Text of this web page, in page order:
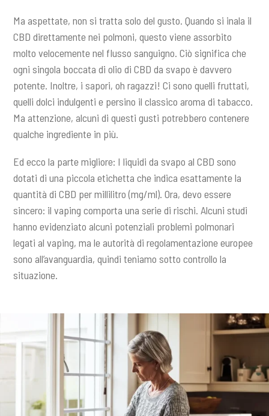
Ma aspettate, non si tratta solo del gusto. Quando si inala il
CBD direttamente nei polmoni, questo viene assorbito
molto velocemente nel flusso sanguigno. Ciò significa che
ogni singola boccata di olio di CBD da svapo è davvero
potente. Inoltre, i sapori, oh ragazzi! Ci sono quelli fruttati,
quelli dolci indulgenti e persino il classico aroma di tabacco.
Ma attenzione, alcuni di questi gusti potrebbero contenere
qualche ingrediente in più.
Ed ecco la parte migliore: I liquidi da svapo al CBD sono
dotati di una piccola etichetta che indica esattamente la
quantità di CBD per millilitro (mg/ml). Ora, devo essere
sincero: il vaping comporta una serie di rischi. Alcuni studi
hanno evidenziato alcuni potenziali problemi polmonari
legati al vaping, ma le autorità di regolamentazione europee
sono all’avanguardia, quindi teniamo sotto controllo la
situazione.